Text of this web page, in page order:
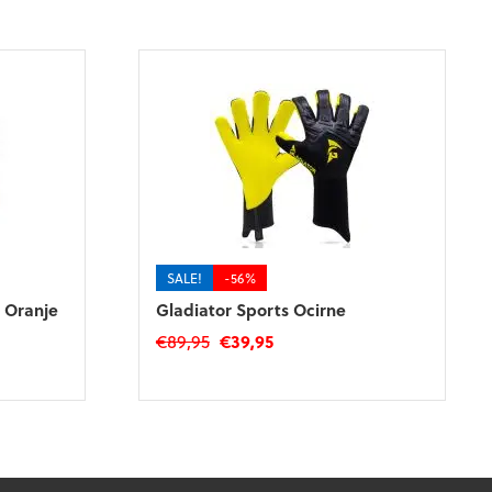
Oranje
SALE! -56%
Gladiator Sports Ocirne
€89,95 Oorspronkelijke
€39,95Huidige
product